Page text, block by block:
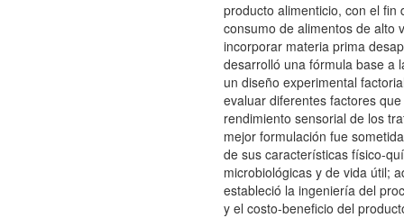
producto alimenticio, con el fin
consumo de alimentos de alto
incorporar materia prima
desarrolló una fórmula base a
un diseño experimental
evaluar diferentes factores
rendimiento sensorial de los
mejor formulación fue
de sus características físico-
microbiológicas y de vida útil;
estableció la ingeniería del
y el costo-beneficio del